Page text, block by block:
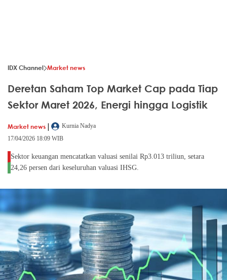
IDX Channel Market news
Deretan Saham Top Market Cap pada Tiap
Sektor Maret 2026, Energi hingga Logistik
Market news |
Kurnia Nadya
17/04/2026 18:09 WIB
Sektor keuangan mencatatkan valuasi senilai Rp3.013 triliun, setara
24,26 persen dari keseluruhan valuasi IHSG.